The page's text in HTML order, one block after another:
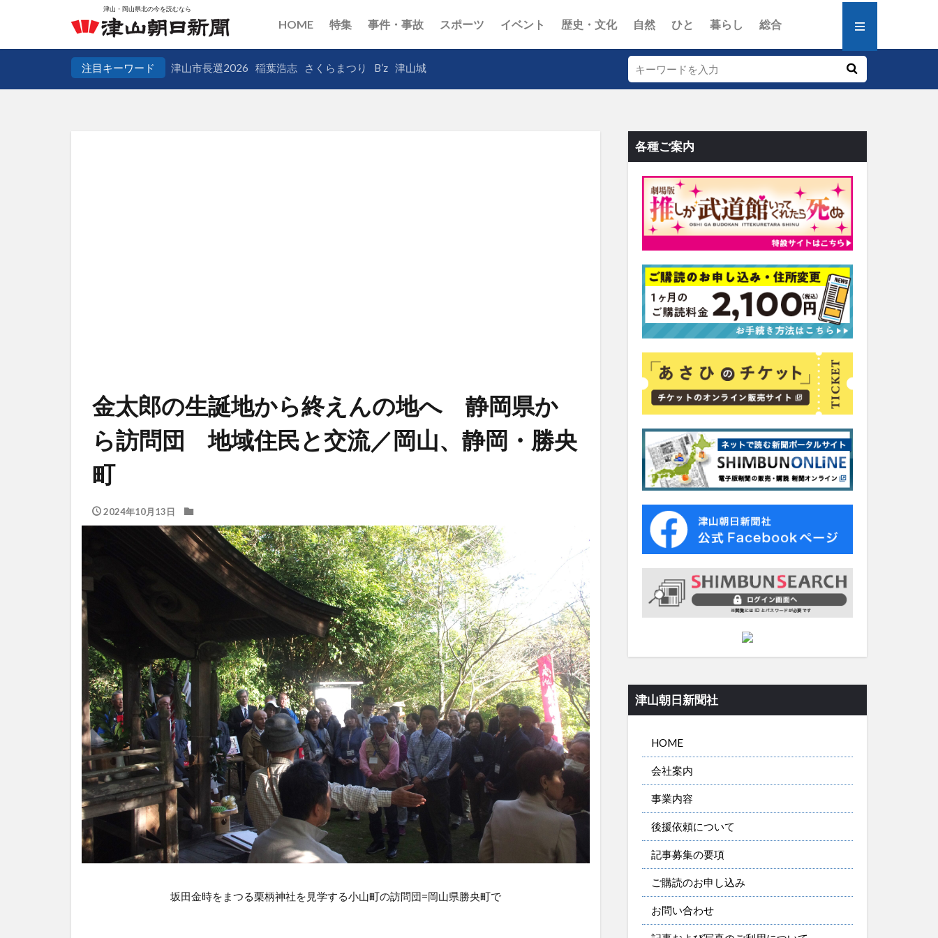
HOME 特集 事件・事故 スポーツ イベント 歴史・文化 自然 ひと 暮らし 総合
注目キーワード 津山市長選2026 稲葉浩志 さくらまつり B’z 津山城
金太郎の生誕地から終えんの地へ 静岡県か
ら訪問団 地域住民と交流／岡山、静岡・勝央
町
2024年10月13日
坂田金時をまつる栗柄神社を見学する小山町の訪問団=岡山県勝央町で
各種ご案内
津山朝日新聞社
HOME
会社案内
事業内容
後援依頼について
記事募集の要項
ご購読のお申し込み
お問い合わせ